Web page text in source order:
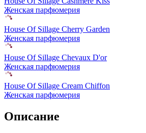
Женская парфюмерия
House Of Sillage Cherry Garden
Женская парфюмерия
House Of Sillage Chevaux D'or
Женская парфюмерия
House Of Sillage Cream Chiffon
Женская парфюмерия
Описание